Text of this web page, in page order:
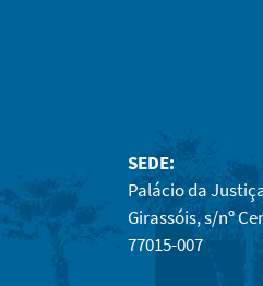
SEDE:
Palácio da
Girassóis, s/nº
77015-007